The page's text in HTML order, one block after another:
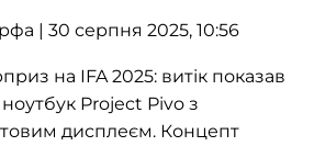
| 30 серпня 2025, 10:56
на IFA 2025: витік показав
Project Pivo з
дисплеєм. Концепт